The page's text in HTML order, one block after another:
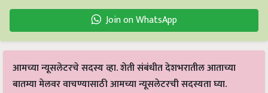
Join on WhatsApp
आमच्या न्यूसलेटरचे सदस्य व्हा. शेती संबंधीत देशभरातील आताच्या
बातम्या मेलवर वाचण्यासाठी आमच्या न्यूसलेटरची सदस्यता घ्या.